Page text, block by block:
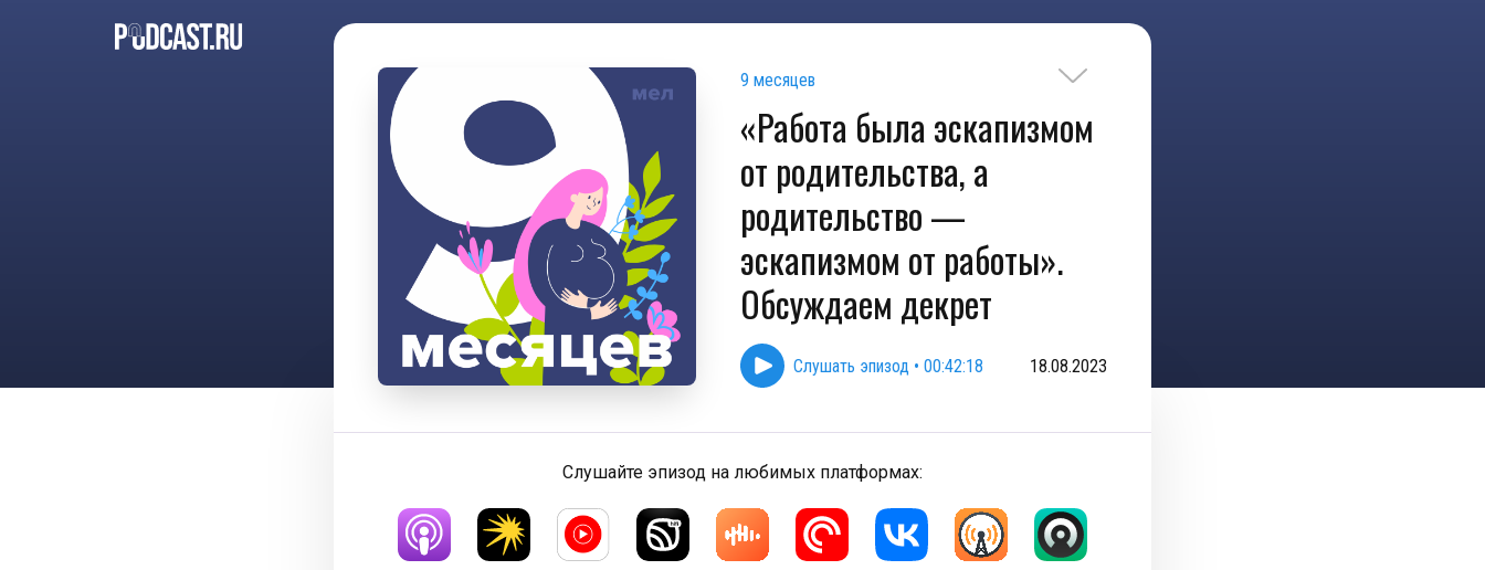
9 месяцев
«Работа была эскапизмом
от родительства, а
родительство —
эскапизмом от работы». ​
Обсуждаем декрет
Слушать эпизод • 00:42:18 18.08.2023
Слушайте эпизод на любимых платформах: